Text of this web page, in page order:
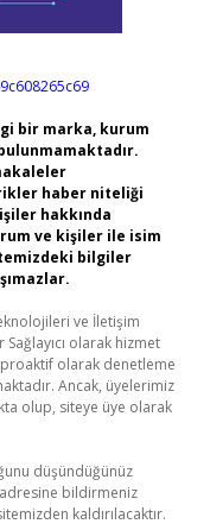
bir marka, kurum
haber niteliği
hakkında
ve kişiler ile isim
bilgiler
ve İletişim
olarak hizmet
olarak denetleme
Ancak, üyelerimiz
olup, siteye üye olarak
düşündüğünüz
adresine bildirmeniz
kaldırılacaktır.